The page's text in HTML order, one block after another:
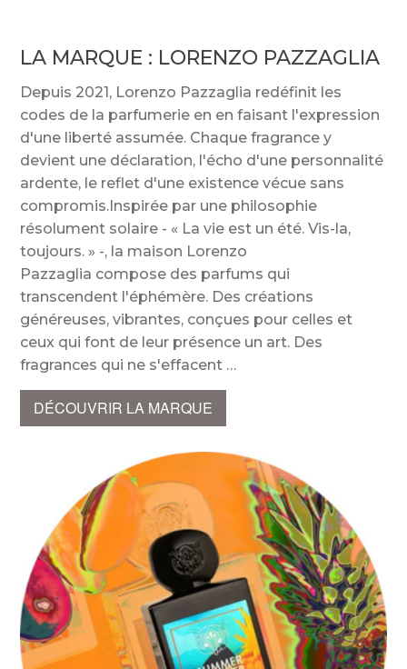
LA MARQUE : LORENZO PAZZAGLIA
Depuis 2021, Lorenzo Pazzaglia redéfinit les
codes de la parfumerie en en faisant l'expression
d'une liberté assumée. Chaque fragrance y
devient une déclaration, l'écho d'une personnalité
ardente, le reflet d'une existence vécue sans
compromis.Inspirée par une philosophie
résolument solaire - « La vie est un été. Vis-la,
toujours. » -, la maison Lorenzo
Pazzaglia compose des parfums qui
transcendent l'éphémère. Des créations
généreuses, vibrantes, conçues pour celles et
ceux qui font de leur présence un art. Des
fragrances qui ne s'effacent
DÉCOUVRIR LA MARQUE